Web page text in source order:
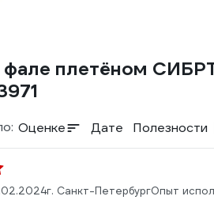
плетёном
Оценке Дате Полезности
г. Санкт-ПетербургОпыт